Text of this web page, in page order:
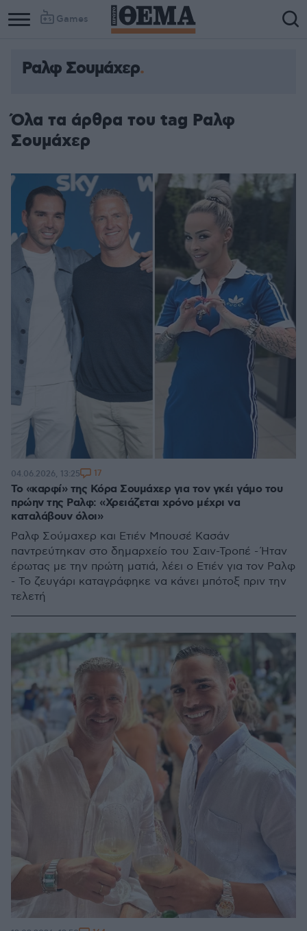
Games
Ραλφ Σουμάχερ
Όλα τα άρθρα του tag Ραλφ
Σουμάχερ
Το «καρφί» της Κόρα Σουμάχερ για τον γκέι γάμο του
πρώην της Ραλφ: «Χρειάζεται χρόνο μέχρι να
καταλάβουν όλοι»
Ραλφ Σούμαχερ και Ετιέν Μπουσέ Κασάν
παντρεύτηκαν στο δημαρχείο του Σαιν-Τροπέ - Ήταν
έρωτας με την πρώτη ματιά, λέει ο Ετιέν για τον Ραλφ
- Το ζευγάρι καταγράφηκε να κάνει μπότοξ πριν την
τελετή
04.06.2026, 13:25 17